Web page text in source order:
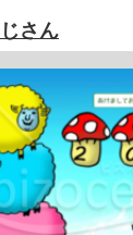
な」さんの直
します。
さん